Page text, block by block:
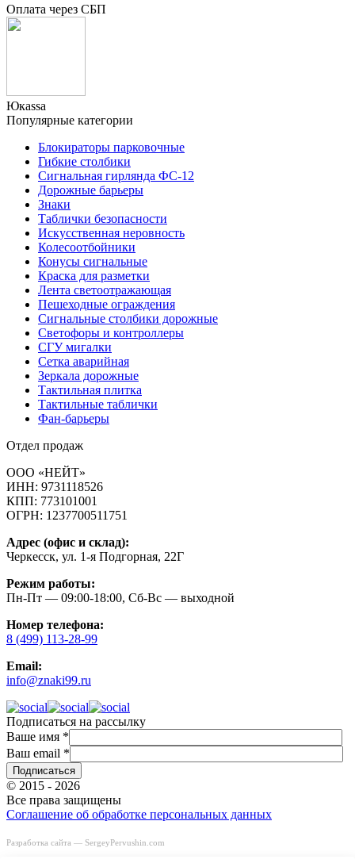
Оплата через СБП
Юкаssа
Популярные категории
Блокираторы парковочные
Гибкие столбики
Сигнальная гирлянда ФС-12
Дорожные барьеры
Знаки
Таблички безопасности
Искусственная неровность
Колесоотбойники
Конусы сигнальные
Краска для разметки
Лента светоотражающая
Пешеходные ограждения
Сигнальные столбики дорожные
Светофоры и контроллеры
СГУ мигалки
Cетка аварийная
Зеркала дорожные
Тактильная плитка
Тактильные таблички
Фан-барьеры
Отдел продаж
ООО «НЕЙТ»
ИНН: 9731118526
КПП: 773101001
ОГРН: 1237700511751
Адрес (офис и склад):
Черкесск, ул. 1-я Подгорная, 22Г
Режим работы:
Пн-Пт — 09:00-18:00, Сб-Вс — выходной
Номер телефона:
8 (499) 113-28-99
Email:
info@znaki99.ru
Подписаться на рассылку
Ваше имя *
Ваш email *
© 2015 - 2026
Все права защищены
Соглашение об обработке персональных данных
Разработка сайта — SergeyPervushin.com